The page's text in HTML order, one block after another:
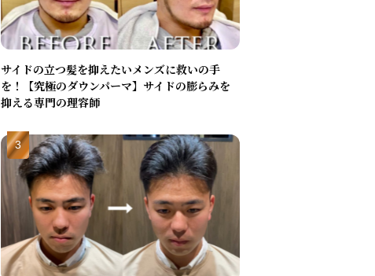
サイドの立つ髪を抑えたいメンズに救いの手
を！【究極のダウンパーマ】サイドの膨らみを
抑える専門の理容師